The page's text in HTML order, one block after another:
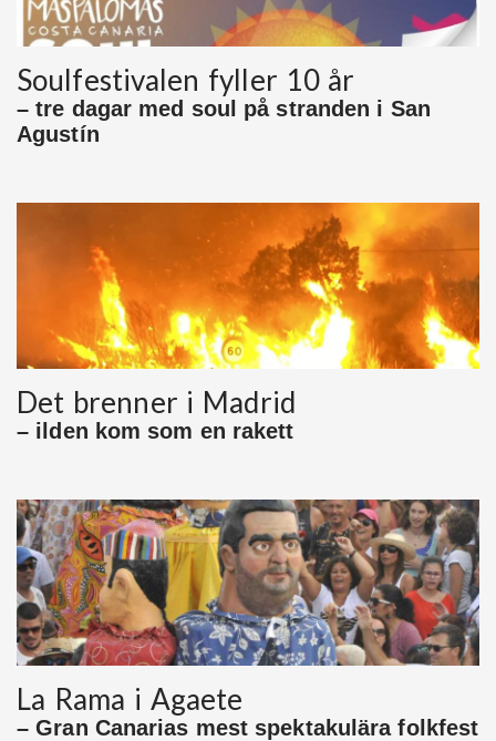
Soulfestivalen fyller 10 år
– tre dagar med soul på stranden i San
Agustín
Det brenner i Madrid
– ilden kom som en rakett
La Rama i Agaete
– Gran Canarias mest spektakulära folkfest